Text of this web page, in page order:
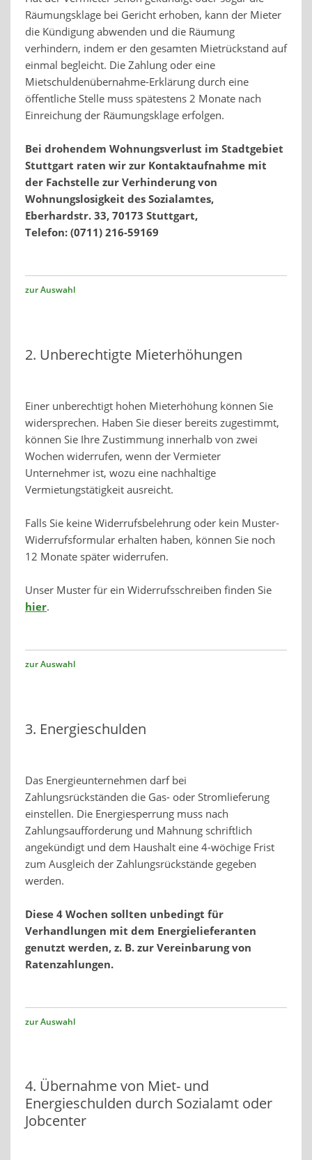
Räumungsklage bei Gericht erhoben, kann der Mieter
die Kündigung abwenden und die Räumung
verhindern, indem er den gesamten Mietrückstand auf
einmal begleicht. Die Zahlung oder eine
Mietschuldenübernahme-Erklärung durch eine
öffentliche Stelle muss spätestens 2 Monate nach
Einreichung der Räumungsklage erfolgen.
Bei drohendem Wohnungsverlust im Stadtgebiet
Stuttgart raten wir zur Kontaktaufnahme mit
der Fachstelle zur Verhinderung von
Wohnungslosigkeit des Sozialamtes,
Eberhardstr. 33, 70173 Stuttgart,
Telefon: (0711) 216-59169
zur Auswahl
2. Unberechtigte Mieterhöhungen
Einer unberechtigt hohen Mieterhöhung können Sie
widersprechen. Haben Sie dieser bereits zugestimmt,
können Sie Ihre Zustimmung innerhalb von zwei
Wochen widerrufen, wenn der Vermieter
Unternehmer ist, wozu eine nachhaltige
Vermietungstätigkeit ausreicht.
Falls Sie keine Widerrufsbelehrung oder kein Muster-
Widerrufsformular erhalten haben, können Sie noch
12 Monate später widerrufen.
Unser Muster für ein Widerrufsschreiben finden Sie
hier.
zur Auswahl
3. Energieschulden
Das Energieunternehmen darf bei
Zahlungsrückständen die Gas- oder Stromlieferung
einstellen. Die Energiesperrung muss nach
Zahlungsaufforderung und Mahnung schriftlich
angekündigt und dem Haushalt eine 4-wöchige Frist
zum Ausgleich der Zahlungsrückstände gegeben
werden.
Diese 4 Wochen sollten unbedingt für
Verhandlungen mit dem Energielieferanten
genutzt werden, z. B. zur Vereinbarung von
Ratenzahlungen.
zur Auswahl
4. Übernahme von Miet- und
Energieschulden durch Sozialamt oder
Jobcenter